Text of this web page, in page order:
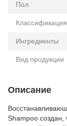
Пол
Классификация
Ингредиенты
Вид продукции
Описание
Shampoo создан,